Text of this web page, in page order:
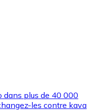
cadeaux
dans plus de 40 000
les contre kava